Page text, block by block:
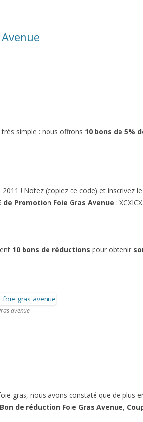
simple : nous offrons 10 bons de 5%
! Notez (copiez ce code) et inscrivez
de Promotion Foie Gras Avenue :
10 bons de réductions pour obtenir
avenue
gras, nous avons constaté que de plus
Bon de réduction Foie Gras Avenue,